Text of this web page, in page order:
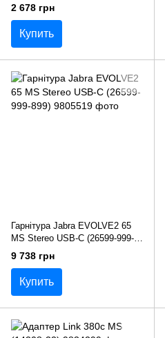
2 678 грн
Купить
Гарнітура Jabra EVOLVE2 65
MS Stereo USB-C (26599-999-
899)
9 738 грн
Купить